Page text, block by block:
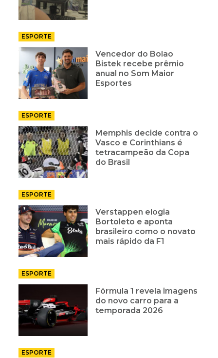
ESPORTE
Vencedor do Bolão
Bistek recebe prêmio
anual no Som Maior
Esportes
ESPORTE
Memphis decide contra o
Vasco e Corinthians é
tetracampeão da Copa
do Brasil
ESPORTE
Verstappen elogia
Bortoleto e aponta
brasileiro como o novato
mais rápido da F1
ESPORTE
Fórmula 1 revela imagens
do novo carro para a
temporada 2026
ESPORTE